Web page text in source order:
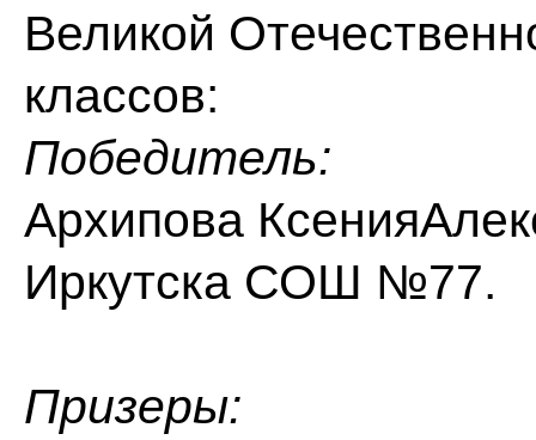
Великой
классов:
Победитель:
Архипова
Иркутска СОШ №77.
Призеры: